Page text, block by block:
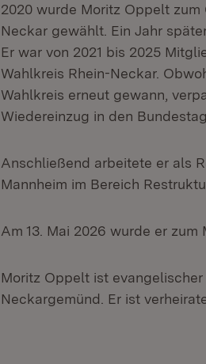
2020 wurde Moritz Oppelt
Neckar gewählt. Ein Jahr
Er war von 2021 bis 2025
Wahlkreis Rhein-Neckar.
Wahlkreis erneut gewann,
Wiedereinzug in den Bundestag.
Anschließend arbeitete er als
Mannheim im Bereich
Am 13. Mai 2026 wurde er
Moritz Oppelt ist
Neckargemünd. Er ist